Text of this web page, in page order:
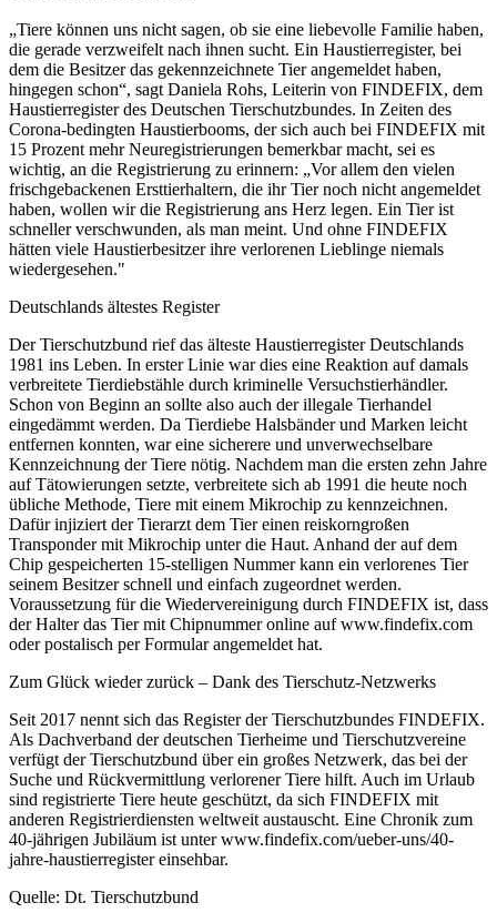
„Tiere können uns nicht sagen, ob sie eine liebevolle Familie haben,
die gerade verzweifelt nach ihnen sucht. Ein Haustierregister, bei
dem die Besitzer das gekennzeichnete Tier angemeldet haben,
hingegen schon“, sagt Daniela Rohs, Leiterin von FINDEFIX, dem
Haustierregister des Deutschen Tierschutzbundes. In Zeiten des
Corona-bedingten Haustierbooms, der sich auch bei FINDEFIX mit
15 Prozent mehr Neuregistrierungen bemerkbar macht, sei es
wichtig, an die Registrierung zu erinnern: „Vor allem den vielen
frischgebackenen Ersttierhaltern, die ihr Tier noch nicht angemeldet
haben, wollen wir die Registrierung ans Herz legen. Ein Tier ist
schneller verschwunden, als man meint. Und ohne FINDEFIX
hätten viele Haustierbesitzer ihre verlorenen Lieblinge niemals
wiedergesehen."
Deutschlands ältestes Register
Der Tierschutzbund rief das älteste Haustierregister Deutschlands
1981 ins Leben. In erster Linie war dies eine Reaktion auf damals
verbreitete Tierdiebstähle durch kriminelle Versuchstierhändler.
Schon von Beginn an sollte also auch der illegale Tierhandel
eingedämmt werden. Da Tierdiebe Halsbänder und Marken leicht
entfernen konnten, war eine sicherere und unverwechselbare
Kennzeichnung der Tiere nötig. Nachdem man die ersten zehn Jahre
auf Tätowierungen setzte, verbreitete sich ab 1991 die heute noch
übliche Methode, Tiere mit einem Mikrochip zu kennzeichnen.
Dafür injiziert der Tierarzt dem Tier einen reiskorngroßen
Transponder mit Mikrochip unter die Haut. Anhand der auf dem
Chip gespeicherten 15-stelligen Nummer kann ein verlorenes Tier
seinem Besitzer schnell und einfach zugeordnet werden.
Voraussetzung für die Wiedervereinigung durch FINDEFIX ist, dass
der Halter das Tier mit Chipnummer online auf www.findefix.com
oder postalisch per Formular angemeldet hat.
Zum Glück wieder zurück – Dank des Tierschutz-Netzwerks
Seit 2017 nennt sich das Register der Tierschutzbundes FINDEFIX.
Als Dachverband der deutschen Tierheime und Tierschutzvereine
verfügt der Tierschutzbund über ein großes Netzwerk, das bei der
Suche und Rückvermittlung verlorener Tiere hilft. Auch im Urlaub
sind registrierte Tiere heute geschützt, da sich FINDEFIX mit
anderen Registrierdiensten weltweit austauscht. Eine Chronik zum
40-jährigen Jubiläum ist unter www.findefix.com/ueber-uns/40-
jahre-haustierregister einsehbar.
Quelle: Dt. Tierschutzbund